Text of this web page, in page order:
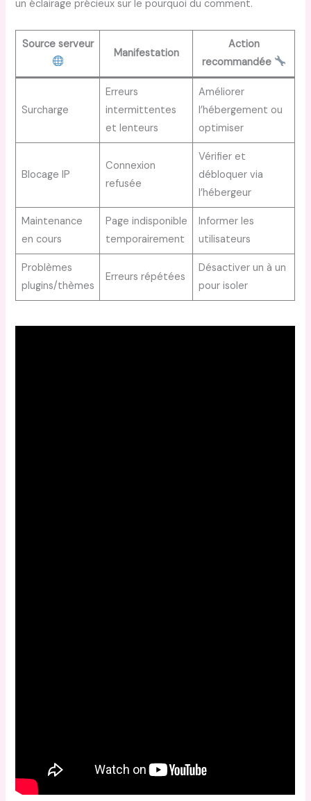
un éclairage précieux sur le pourquoi du comment.
Source serveur
Manifestation
Action
recommandée
Surcharge
Erreurs
intermittentes
et lenteurs
Améliorer
l’hébergement ou
optimiser
Blocage IP
Connexion
refusée
Vérifier et
débloquer via
l’hébergeur
Maintenance
en cours
Page indisponible
temporairement
Informer les
utilisateurs
Problèmes
plugins/thèmes
Erreurs répétées
Désactiver un à un
pour isoler